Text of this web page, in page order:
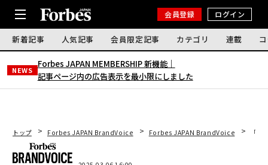
会員登録 ログイン
新着記事 人気記事 会員限定記事 カテゴリ 連載
NEWS
Forbes JAPAN MEMBERSHIP 新機能｜
記事ページ内の広告表示を最小限にしました
トップ Forbes JAPAN BrandVoice Forbes JAPAN BrandVoice 「